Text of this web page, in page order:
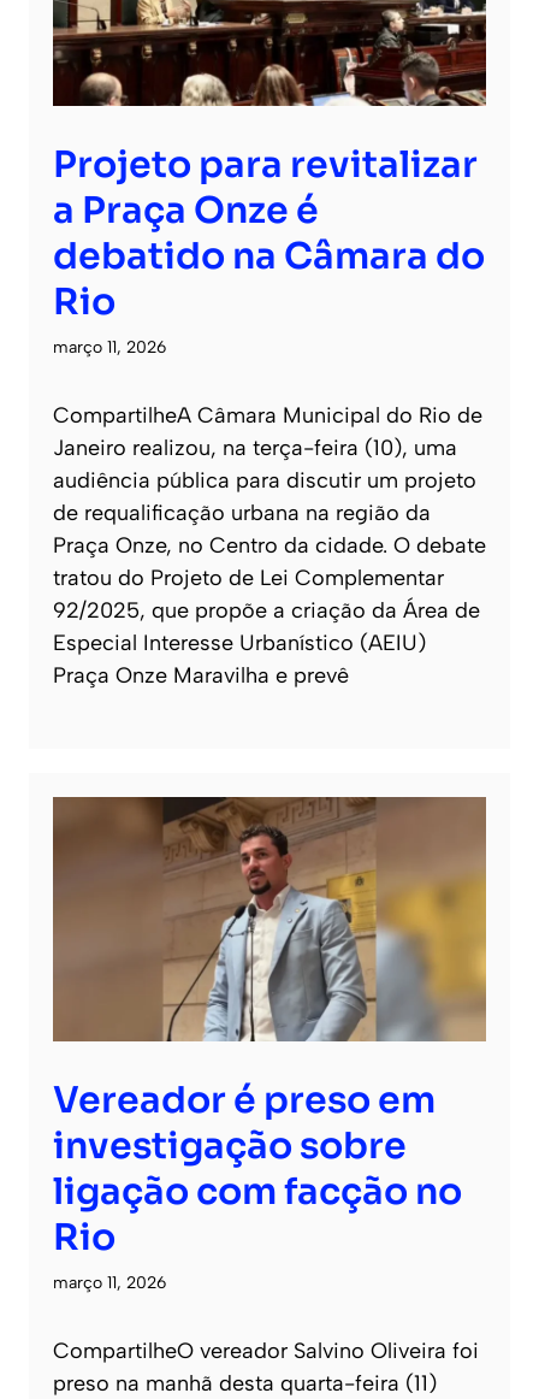
Projeto para revitalizar
a Praça Onze é
debatido na Câmara do
Rio
março 11, 2026
CompartilheA Câmara Municipal do Rio de
Janeiro realizou, na terça-feira (10), uma
audiência pública para discutir um projeto
de requalificação urbana na região da
Praça Onze, no Centro da cidade. O debate
tratou do Projeto de Lei Complementar
92/2025, que propõe a criação da Área de
Especial Interesse Urbanístico (AEIU)
Praça Onze Maravilha e prevê
Vereador é preso em
investigação sobre
ligação com facção no
Rio
março 11, 2026
CompartilheO vereador Salvino Oliveira foi
preso na manhã desta quarta-feira (11)